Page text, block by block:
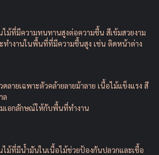
ม้ที่มีความทนทานสูงต่อความชื้น สีเข้มสวยงาม
ะทำงานในพื้นที่ที่มีความชื้นสูง เช่น ติดหน้าต่าง
ลายเฉพาะตัวคล้ายลายม้าลาย เนื้อไม้แข็งแรง สี
ล
มเอกลักษณ์ให้กับพื้นที่ทำงาน
ม้ที่มีน้ำมันในเนื้อไม้ช่วยป้องกันปลวกและเชื้อ